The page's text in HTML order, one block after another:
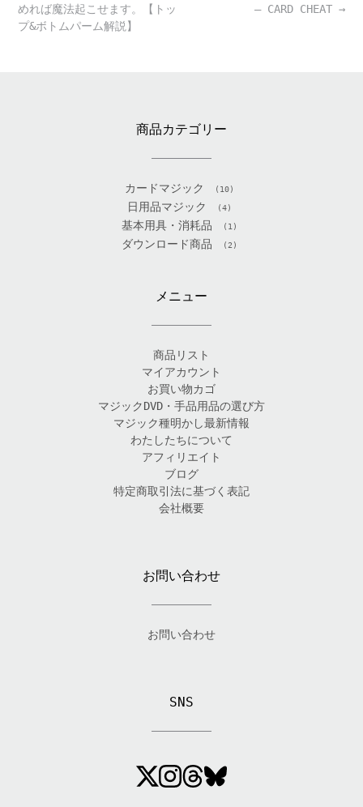
navigation
– CARD CHEAT →
めれば魔法起こせます。【トッ
プ&ボトムパーム解説】
商品カテゴリー
カードマジック (10)
日用品マジック (4)
基本用具・消耗品 (1)
ダウンロード商品 (2)
メニュー
商品リスト
マイアカウント
お買い物カゴ
マジックDVD・手品用品の選び方
マジック種明かし最新情報
わたしたちについて
アフィリエイト
ブログ
特定商取引法に基づく表記
会社概要
お問い合わせ
お問い合わせ
SNS